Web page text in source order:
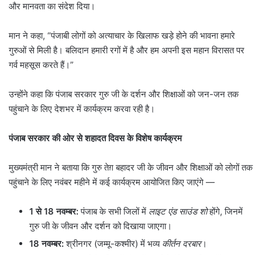
और मानवता का संदेश दिया।
मान ने कहा, “पंजाबी लोगों को अत्याचार के खिलाफ खड़े होने की भावना हमारे
गुरुओं से मिली है। बलिदान हमारी रगों में है और हम अपनी इस महान विरासत पर
गर्व महसूस करते हैं।”
उन्होंने कहा कि पंजाब सरकार गुरु जी के दर्शन और शिक्षाओं को जन-जन तक
पहुंचाने के लिए देशभर में कार्यक्रम करवा रही है।
पंजाब सरकार की ओर से शहादत दिवस के विशेष कार्यक्रम
मुख्यमंत्री मान ने बताया कि गुरु तेग़ बहादर जी के जीवन और शिक्षाओं को लोगों तक
पहुंचाने के लिए नवंबर महीने में कई कार्यक्रम आयोजित किए जाएंगे —
1से18नवम्बर:पंजाब के सभी जिलों में लाइट एंड साउंड शोहोंगे, जिनमें
गुरु जी के जीवन और दर्शन को दिखाया जाएगा।
18नवम्बर:श्रीनगर (जम्मू-कश्मीर) में भव्य कीर्तन दरबार।